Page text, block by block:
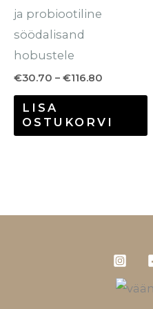
ja probiootiline
söödalisand
hobustele
€30.70 – €116.80
LISA
OSTUKORVI